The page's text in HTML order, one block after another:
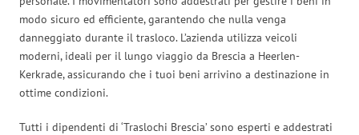
modo sicuro ed efficiente, garantendo che nulla venga
danneggiato durante il trasloco. L’azienda utilizza veicoli
moderni, ideali per il lungo viaggio da Brescia a Heerlen-
Kerkrade, assicurando che i tuoi beni arrivino a destinazione in
ottime condizioni.
Tutti i dipendenti di ‘Traslochi Brescia’ sono esperti e addestrati